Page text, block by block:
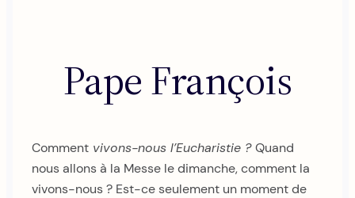
Pape François
Comment vivons-nous l’Eucharistie ?Quand
nous allons à la Messe le dimanche, comment la
vivons-nous ? Est-ce seulement un moment de